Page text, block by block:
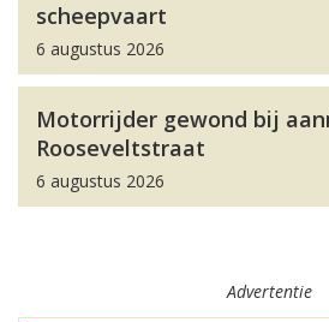
scheepvaart
6 augustus 2026
Motorrijder gewond bij
Rooseveltstraat
6 augustus 2026
Advertentie